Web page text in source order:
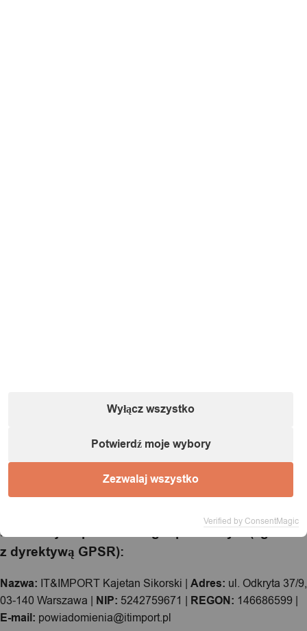
Specyfikacja
SN24
Informacje o podmiocie gospodarczym (zgodnie
z dyrektywą GPSR):
Nazwa: IT&IMPORT Kajetan Sikorski | Adres: ul. Odkryta 37/9,
03-140 Warszawa | NIP: 5242759671 | REGON: 146686599 |
E-mail: powiadomienia@itimport.pl
Wyłącz wszystko
Potwierdź moje wybory
Zezwalaj wszystko
Verified by ConsentMagic